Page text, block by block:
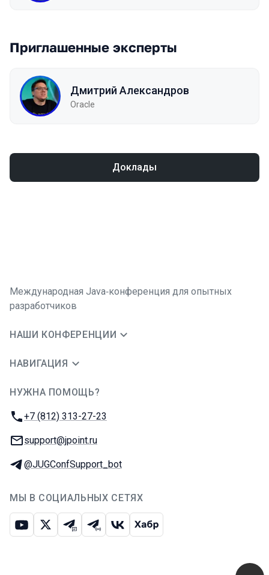
Приглашенные эксперты
Дмитрий Александров
Oracle
Доклады
Международная Java‑конференция для опытных
разработчиков
НАШИ КОНФЕРЕНЦИИ
НАВИГАЦИЯ
НУЖНА ПОМОЩЬ?
Телефон:
+7 (812) 313-27-23
E-mail:
support@jpoint.ru
Телеграм:
@JUGConfSupport_bot
МЫ В СОЦИАЛЬНЫХ СЕТЯХ
ЮтубИкс Телеграм-чат
Телеграм-канал
ВКонтакте
Хабр